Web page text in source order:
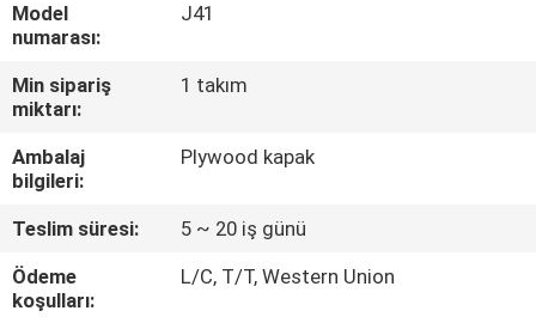
FABRIKA
TURU
KALITE
KONTROLÜ
BIZIMLE
İLETIŞIM
Model
numarası:
J41
Min sipariş
miktarı:
1 takım
Ambalaj
bilgileri:
Plywood kapak
Teslim süresi:
5 ~ 20 iş günü
Ödeme
koşulları:
L/C, T/T, Western Union